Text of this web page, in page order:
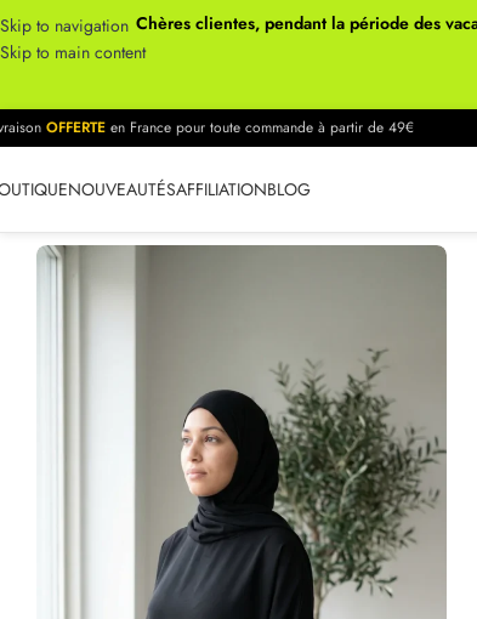
Skip to navigation
Skip to main content
Chères clientes, pendant la période des
OFFERTE en France pour toute commande à partir de 49€
NOUVEAUTÉSAFFILIATIONBLOG